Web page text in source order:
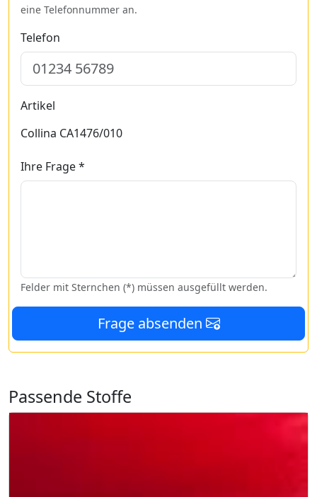
eine Telefonnummer an.
Telefon
Artikel
Collina CA1476/010
Ihre Frage *
Felder mit Sternchen (*) müssen ausgefüllt werden.
Frage absenden
Passende Stoffe